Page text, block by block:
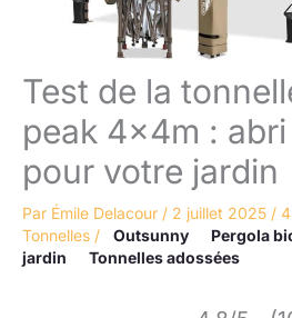
Test de la
peak 4x4m :
pour votre jardin
Par Émile Delacour / 2 juillet 2025 /
Tonnelles / Outsunny Pergola
jardin
Tonnelles adossées